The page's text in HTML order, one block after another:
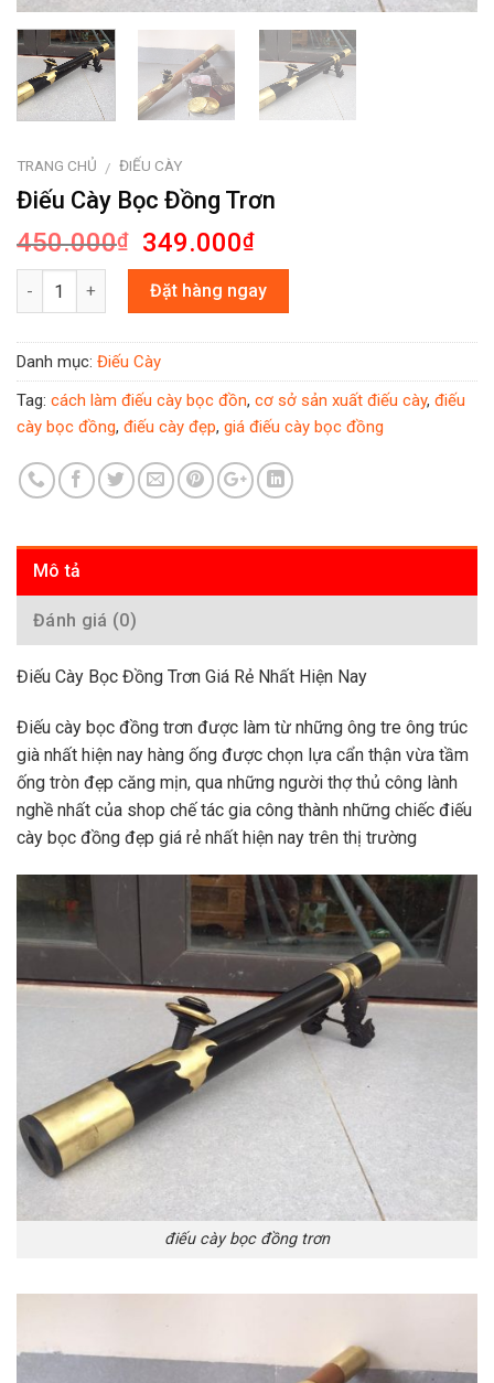
TRANG CHỦ / ĐIẾU CÀY
Điếu Cày Bọc Đồng Trơn
450.000₫ 349.000₫
Số lượng Đặt hàng ngay
Danh mục: Điếu Cày
Tag: cách làm điếu cày bọc đồn, cơ sở sản xuất điếu cày, điếu
cày bọc đồng, điếu cày đẹp, giá điếu cày bọc đồng
Mô tả
Đánh giá (0)
Điếu Cày Bọc Đồng Trơn Giá Rẻ Nhất Hiện Nay
Điếu cày bọc đồng trơn được làm từ những ông tre ông trúc
già nhất hiện nay hàng ống được chọn lựa cẩn thận vừa tầm
ống tròn đẹp căng mịn, qua những người thợ thủ công lành
nghề nhất của shop chế tác gia công thành những chiếc điếu
cày bọc đồng đẹp giá rẻ nhất hiện nay trên thị trường
điếu cày bọc đồng trơn